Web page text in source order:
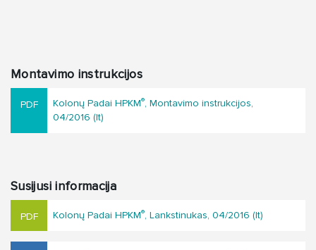
Montavimo instrukcijos
Kolonų Padai HPKM®, Montavimo instrukcijos,
04/2016 (lt)
Susijusi informacija
Kolonų Padai HPKM®, Lankstinukas, 04/2016 (lt)